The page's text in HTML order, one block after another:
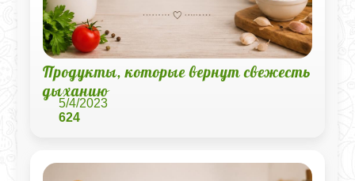
Продукты, которые вернут свежесть
дыханию
5/4/2023
624